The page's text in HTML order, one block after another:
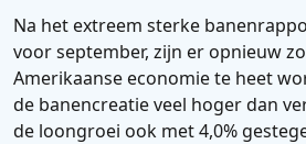
Na het extreem sterke
voor september, zijn er opnieuw
Amerikaanse economie te heet
de banencreatie veel hoger dan
de loongroei ook met 4,0%